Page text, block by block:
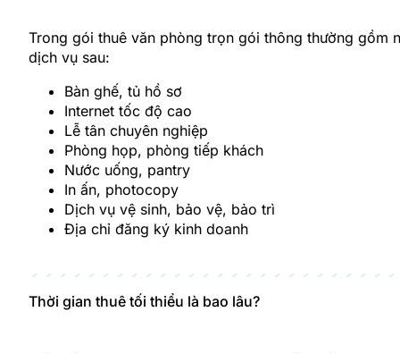
Trong gói thuê văn phòng trọn gói thông thường gồm
dịch vụ sau:
Bàn ghế, tủ hồ sơ
Internet tốc độ cao
Lễ tân chuyên nghiệp
Phòng họp, phòng tiếp khách
Nước uống, pantry
In ấn, photocopy
Dịch vụ vệ sinh, bảo vệ, bảo trì
Địa chỉ đăng ký kinh doanh
Thời gian thuê tối thiểu là bao lâu?